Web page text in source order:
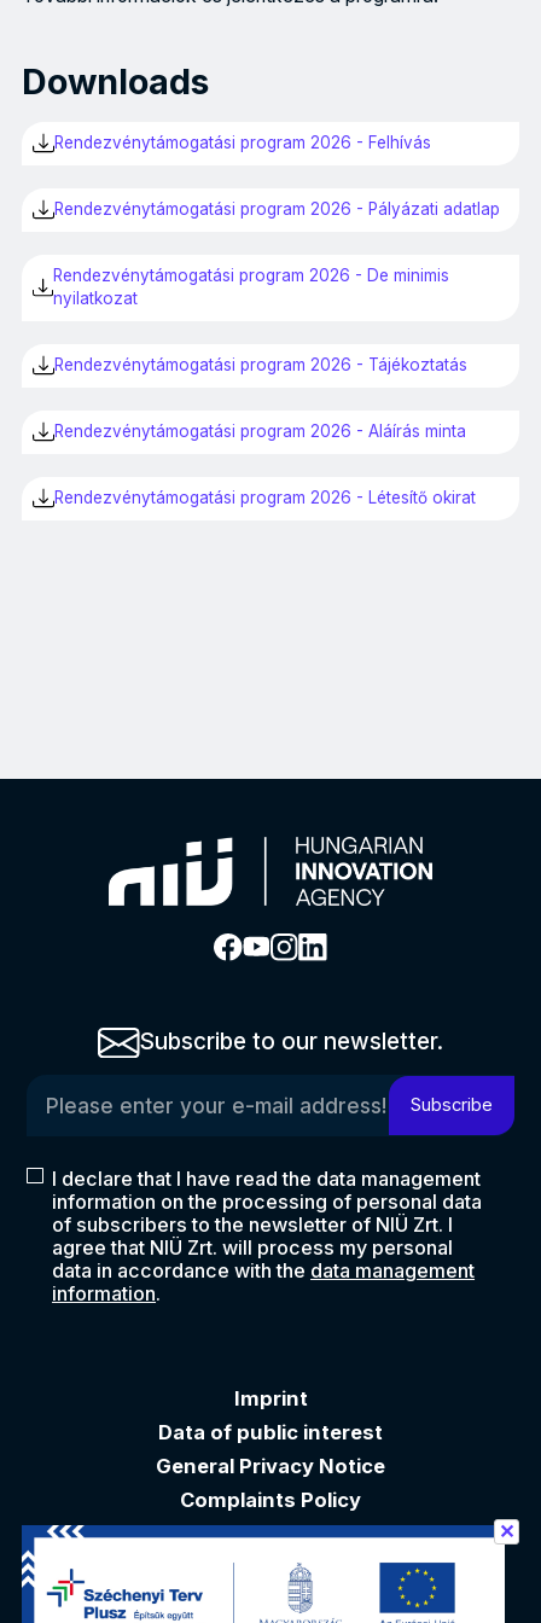
Downloads
Rendezvénytámogatási program 2026 - Felhívás
Rendezvénytámogatási program 2026 - Pályázati adatlap
Rendezvénytámogatási program 2026 - De minimis
nyilatkozat
Rendezvénytámogatási program 2026 - Tájékoztatás
Rendezvénytámogatási program 2026 - Aláírás minta
Rendezvénytámogatási program 2026 - Létesítő okirat
Subscribe to our newsletter.
Subscribe
I declare that I have read the data management
information on the processing of personal data
of subscribers to the newsletter of NIÜ Zrt. I
agree that NIÜ Zrt. will process my personal
data in accordance with the data management
information.
Imprint
Data of public interest
General Privacy Notice
Complaints Policy
Akadálymentesítési nyilatkozat
✕